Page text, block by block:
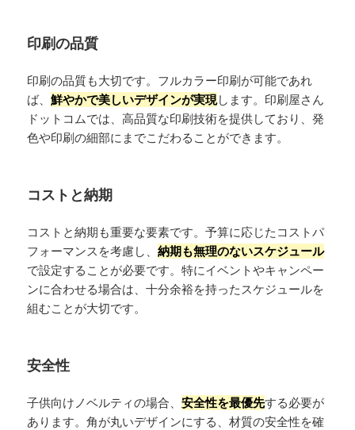
印刷の品質
印刷の品質も大切です。フルカラー印刷が可能であれ
ば、鮮やかで美しいデザインが実現します。印刷屋さん
ドットコムでは、高品質な印刷技術を提供しており、発
色や印刷の細部にまでこだわることができます。
コストと納期
コストと納期も重要な要素です。予算に応じたコストパ
フォーマンスを考慮し、納期も無理のないスケジュール
で設定することが必要です。特にイベントやキャンペー
ンに合わせる場合は、十分余裕を持ったスケジュールを
組むことが大切です。
安全性
子供向けノベルティの場合、安全性を最優先する必要が
あります。角が丸いデザインにする、材質の安全性を確